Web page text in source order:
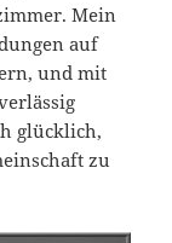
Mein
auf
und mit
glücklich,
zu